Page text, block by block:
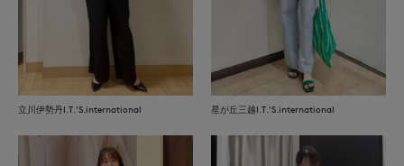
立川伊勢丹I.T.'S.international 星が丘三越I.T.'S.international